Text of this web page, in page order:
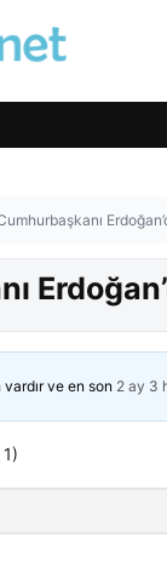
ve en son 2 ay 3